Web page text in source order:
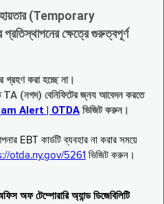
(Temporary
ক্ষেত্রে গুরুত্বপূর্ণ
করা হচ্ছে না।
TA (নগদ) বেনিফিটের জ্নয আবেদন করতে
Alert | OTDA ভিজিট করুন।
EBT কার্ডটি ব্যবহার না করার সময়ে
otda.ny.gov/5261 ভিজিট করুন।
অফ টেম্পোরারি অ্যান্ড ডিজেবিলিটি